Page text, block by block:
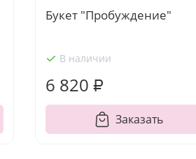
Букет "Пробуждение"
В наличии
6 820 ₽
Заказать